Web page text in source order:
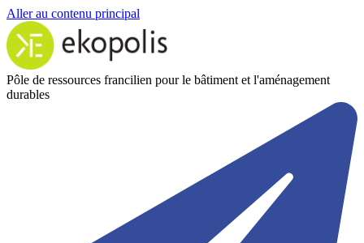
Aller au contenu principal
Pôle de ressources francilien pour le bâtiment et l'aménagement
durables